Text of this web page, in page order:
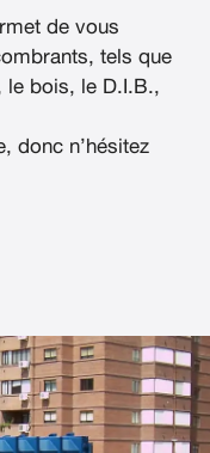
de vous
tels que
le bois, le D.I.B.,
donc n’hésitez